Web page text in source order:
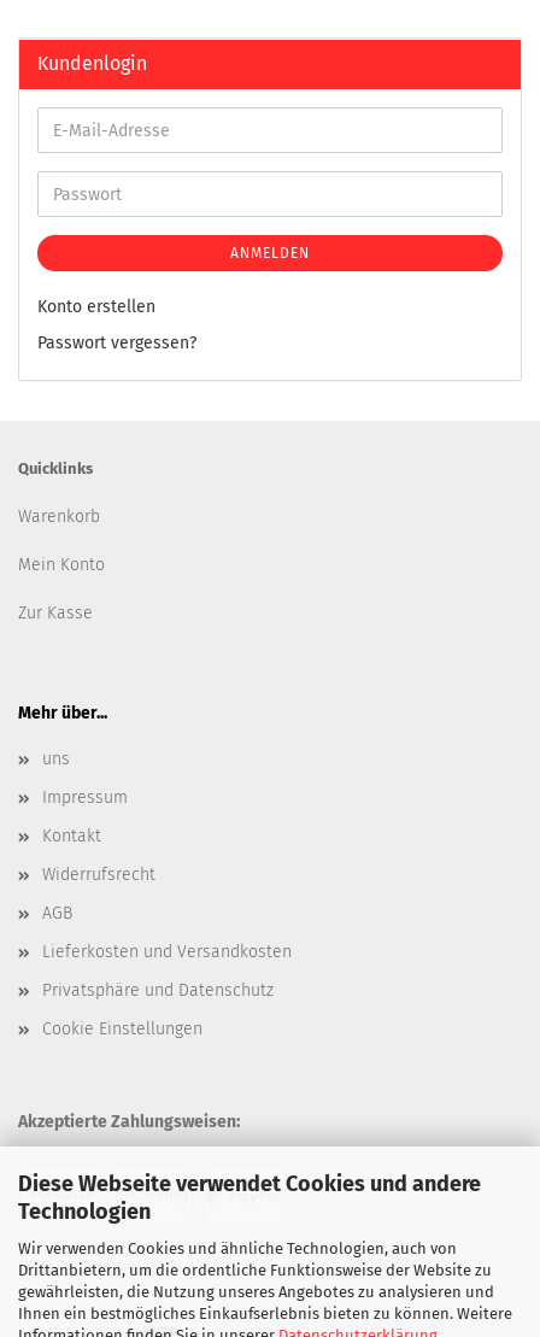
Diese Webseite verwendet Cookies und andere
Technologien
Wir verwenden Cookies und ähnliche Technologien, auch von
Drittanbietern, um die ordentliche Funktionsweise der Website zu
gewährleisten, die Nutzung unseres Angebotes zu analysieren und
Ihnen ein bestmögliches Einkaufserlebnis bieten zu können. Weitere
Kundenlogin
ANMELDEN
Konto erstellen
Passwort vergessen?
Quicklinks
Warenkorb
Mein Konto
Zur Kasse
Mehr über...
uns
Impressum
Kontakt
Widerrufsrecht
AGB
Lieferkosten und Versandkosten
Privatsphäre und Datenschutz
Cookie Einstellungen
Akzeptierte Zahlungsweisen:
Unsere Versandarten: